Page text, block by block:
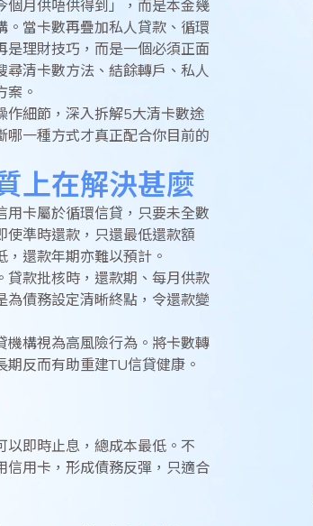
個月供唔供得到」，而是本金幾
當卡數再疊加私人貸款、循環
理財技巧，而是一個必須正面
清卡數方法、結餘轉戶、私人
案。
作細節，深入拆解5大清卡數途
一種方式才真正配合你目前的
上在解決甚麼
卡屬於循環信貸，只要未全數
準時還款，只還最低還款額
還款年期亦難以預計。
貸款批核時，還款期、每月供款
債務設定清晰終點，令還款變
機構視為高風險行為。將卡數轉
反而有助重建TU信貸健康。
即時止息，總成本最低。不
信用卡，形成債務反彈，只適合